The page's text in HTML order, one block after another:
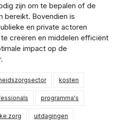
zijn om te bepalen of de
bereikt. Bovendien is
en private actoren
creëren en middelen efficiënt
impact op de
kosten
programma's
zorg uitdagingen